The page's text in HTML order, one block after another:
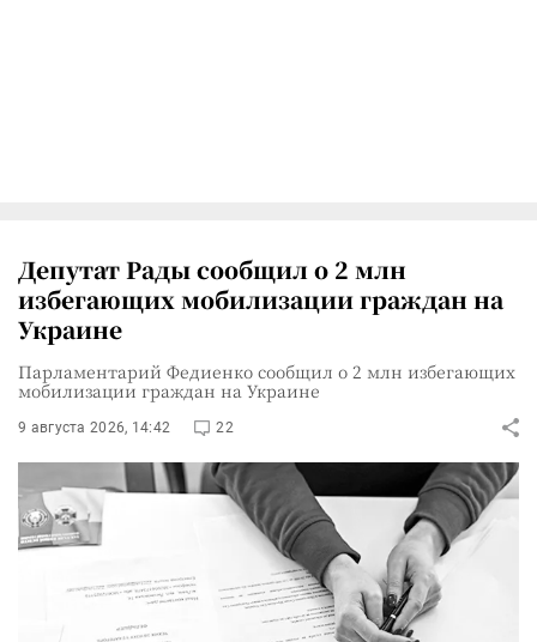
Депутат Рады сообщил о 2 млн
избегающих мобилизации граждан на
Украине
Парламентарий Федиенко сообщил о 2 млн избегающих
мобилизации граждан на Украине
9 августа 2026, 14:42 22